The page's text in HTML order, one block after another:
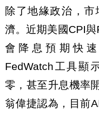
除了地緣政治，
濟。近期美國CPI
會降息預期快
FedWatch工具顯
零，甚至升息機率
翁偉捷認為，目前